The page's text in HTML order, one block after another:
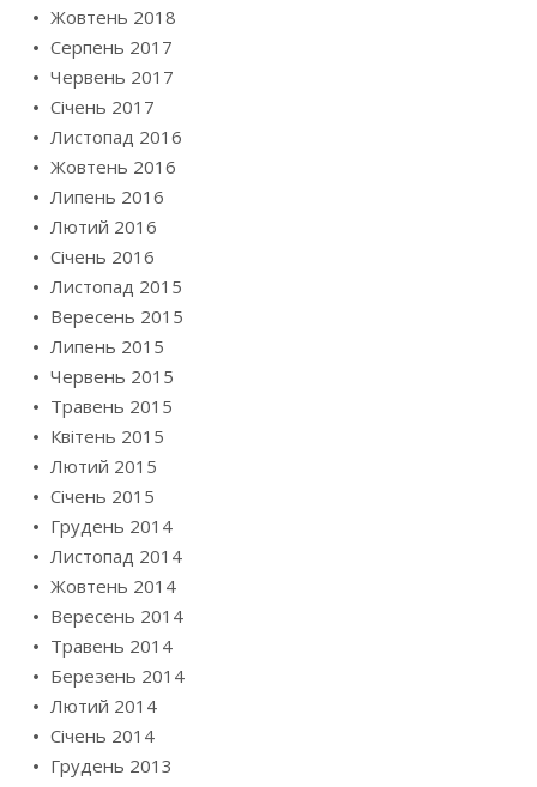
Жовтень 2018
Серпень 2017
Червень 2017
Січень 2017
Листопад 2016
Жовтень 2016
Липень 2016
Лютий 2016
Січень 2016
Листопад 2015
Вересень 2015
Липень 2015
Червень 2015
Травень 2015
Квітень 2015
Лютий 2015
Січень 2015
Грудень 2014
Листопад 2014
Жовтень 2014
Вересень 2014
Травень 2014
Березень 2014
Лютий 2014
Січень 2014
Грудень 2013